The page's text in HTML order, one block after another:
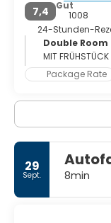
unbezwingbare
überdauert und
heute lebendig
7,4
Gut
1008
24-Stunden-
Double Room
MIT FRÜHSTÜCK
Package Rate
29
Sept.
8min